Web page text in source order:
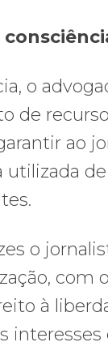
o
de
ao
utilizada
o
com
à
interesses